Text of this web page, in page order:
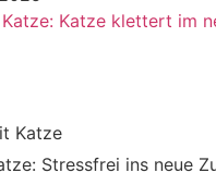
Katze
Stressfrei ins neue